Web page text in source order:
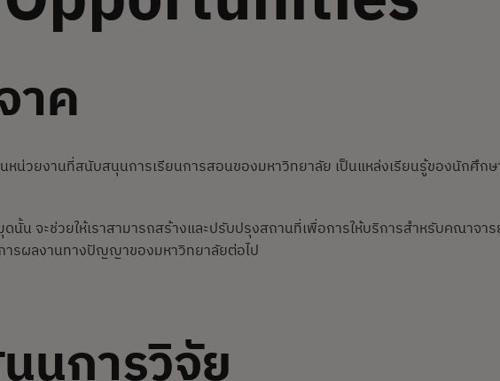
LIBRARY
สายตรงผู้อำนวยการ
าค
หน่วยงานที่สนับสนุนการเรียนการสอนของมหาวิทยาลัย เป็นแหล่งเรียนรู้ของนักศึกษ
นั้น จะช่วยให้เราสามารถสร้างและปรับปรุงสถานที่เพื่อการให้บริการสำหรับคณาจ
ารผลงานทางปัญญาของมหาวิทยาลัยต่อไป